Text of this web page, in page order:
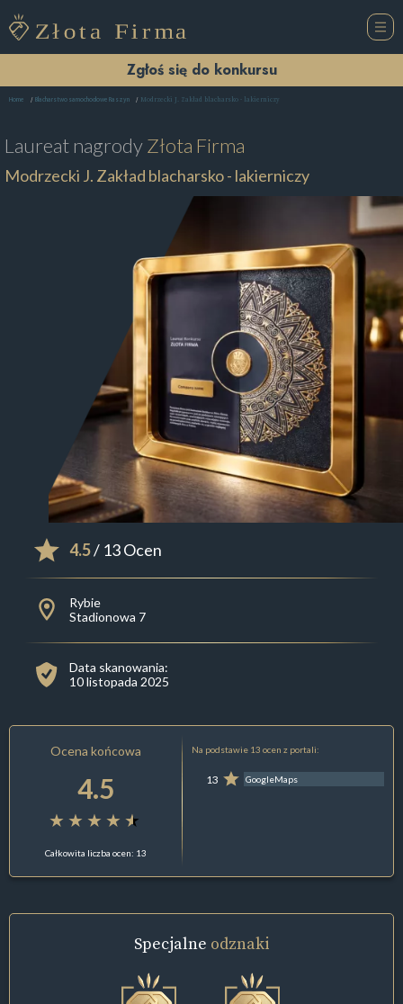
Zgłoś się do konkursu
Home Blacharstwo samochodowe Raszyn Modrzecki J. Zakład blacharsko - lakierniczy
Laureat nagrodyZłota Firma
Modrzecki J. Zakład blacharsko - lakierniczy
4.5/ 13 Ocen
Rybie
Stadionowa 7
Data skanowania:
10 listopada 2025
Ocena końcowa
4.5
Całkowita liczba ocen: 13
Na podstawie 13 ocen z portali:
13 GoogleMaps
Specjalne odznaki